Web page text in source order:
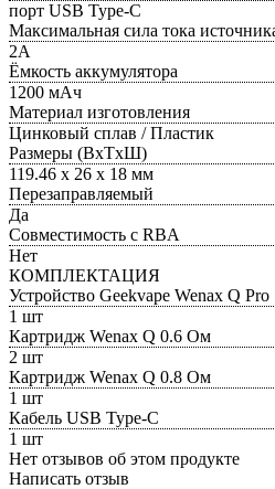
порт USB Type-C
Максимальная сила тока
2А
Ёмкость аккумулятора
1200 мАч
Материал изготовления
Цинковый сплав / Пластик
Размеры (ВxТxШ)
119.46 х 26 х 18 мм
Перезаправляемый
Да
Совместимость с RBA
Нет
КОМПЛЕКТАЦИЯ
Устройство Geekvape Wenax Q Pro
1 шт
Картридж Wenax Q 0.6 Ом
2 шт
Картридж Wenax Q 0.8 Ом
1 шт
Кабель USB Type-C
1 шт
Нет отзывов об этом продукте
Написать отзыв